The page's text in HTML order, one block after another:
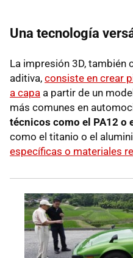
Una tecnología
La impresión 3D,
aditiva, consiste en crear
a capa a partir de un
más comunes en
técnicos como el PA12 o
como el titanio o el
específicas o materiales